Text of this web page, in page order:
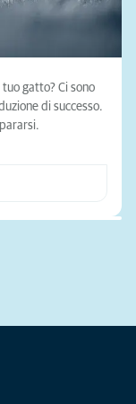
gatto? Ci sono
di successo.